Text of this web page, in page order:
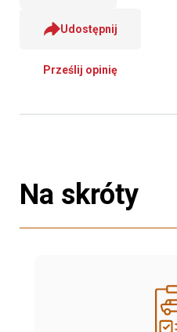
Udostępnij
Prześlij opinię
Na skróty